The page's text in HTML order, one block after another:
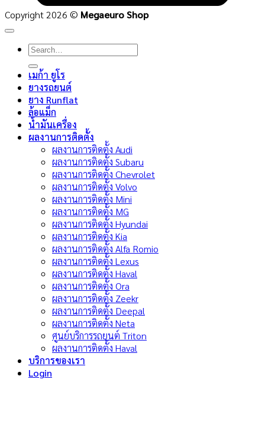
Copyright 2026 © Megaeuro Shop
Search
for:
เมก้า ยูโร
ยางรถยนต์
ยาง Runflat
ล้อแม็ก
น้ำมันเครื่อง
ผลงานการติดตั้ง
ผลงานการติดตั้ง Audi
ผลงานการติดตั้ง Subaru
ผลงานการติดตั้ง Chevrolet
ผลงานการติดตั้ง Volvo
ผลงานการติดตั้ง Mini
ผลงานการติดตั้ง MG
ผลงานการติดตั้ง Hyundai
ผลงานการติดตั้ง Kia
ผลงานการติดตั้ง Alfa Romio
ผลงานการติดตั้ง Lexus
ผลงานการติดตั้ง Haval
ผลงานการติดตั้ง Ora
ผลงานการติดตั้ง Zeekr
ผลงานการติดตั้ง Deepal
ผลงานการติดตั้ง Neta
ศูนย์บริการรถยนต์ Triton
ผลงานการติดตั้ง Haval
บริการของเรา
Login